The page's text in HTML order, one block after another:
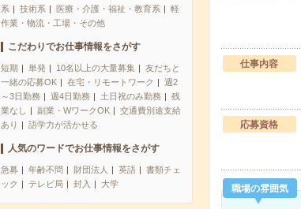
系
技術系 医療・介護・福祉・教育系
軽
作業・物流・工場・その他
こだわりでお仕事情報をさがす
短期 単発 10名以上の大量募集
友だちと
一緒の応募OK
在宅・リモートワーク
週2
～3日勤務
週4日勤務 土日祝のみ勤務
残
業なし
副業・WワークOK
交通費別途支給
あり
語学力が活かせる
人気のワードでお仕事情報をさがす
急募 年齢不問 財団法人 英語
書類チェ
ック
テレビ局 封入 大学
仕事内容
応募資格
職場の雰囲気